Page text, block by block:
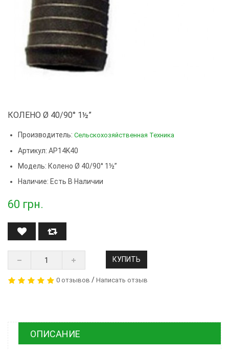
КОЛЕНО Ø 40/90° 1½”
Производитель: Сельскохозяйственная Техника
Артикул: AP14K40
Модель: Колено Ø 40/90° 1½”
Наличие: Есть В Наличии
60 грн.
КУПИТЬ
0 отзывов / Написать отзыв
ОПИСАНИЕ